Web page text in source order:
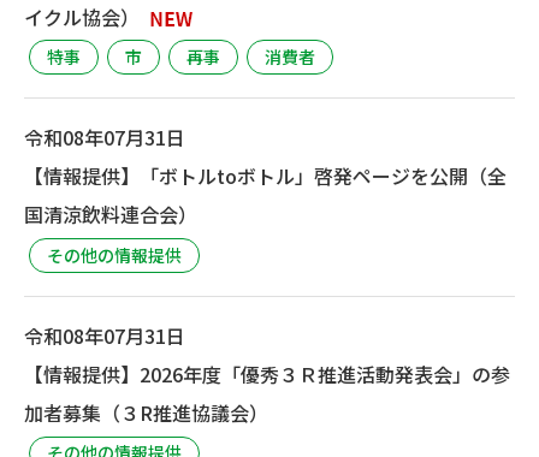
イクル協会）
特事 市 再事 消費者
令和08年07月31日
【情報提供】「ボトルtoボトル」啓発ページを公開（全
国清涼飲料連合会）
その他の情報提供
令和08年07月31日
【情報提供】2026年度「優秀３Ｒ推進活動発表会」の参
加者募集（３R推進協議会）